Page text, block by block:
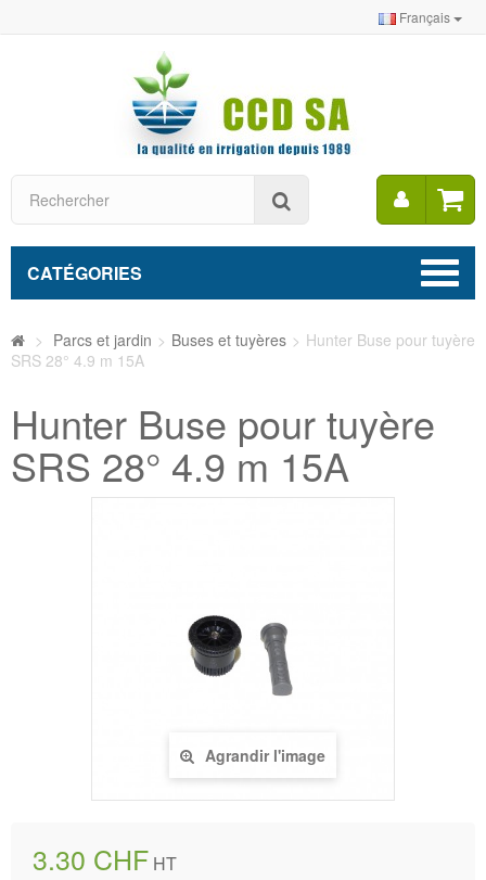
Français
Mon
CATÉGORIES
> Parcs et jardin > Buses et tuyères > Hunter Buse pour tuyère
SRS 28° 4.9 m 15A
Hunter Buse pour tuyère
SRS 28° 4.9 m 15A
Agrandir l'image
3.30 CHF HT